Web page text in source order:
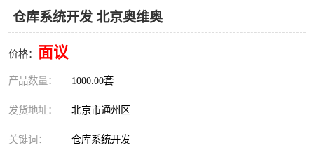
仓库系统开发 北京奥维奥
价格： 面议
产品数量： 1000.00套
发货地址： 北京市通州区
关键词： 仓库系统开发
印刷厂erp系统
制衣厂erp系统